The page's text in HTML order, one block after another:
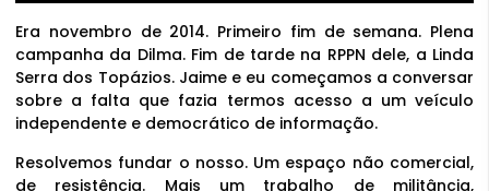
Era novembro de 2014. Primeiro fim de semana. Plena
campanha da Dilma. Fim de tarde na RPPN dele, a Linda
Serra dos Topázios. Jaime e eu começamos a conversar
sobre a falta que fazia termos acesso a um veículo
independente e democrático de informação.
Resolvemos fundar o nosso. Um espaço não comercial,
de resistência. Mais um trabalho de militância,